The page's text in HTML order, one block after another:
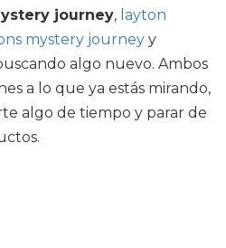
journey, layton
mystery journey y
algo nuevo. Ambos
a lo que ya estás mirando,
algo de tiempo y parar de